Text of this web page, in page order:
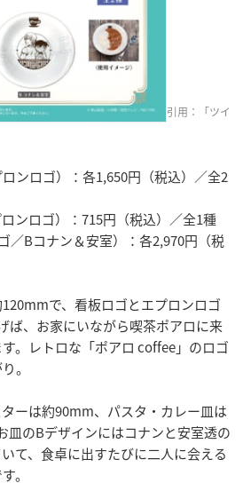
引用：「ツイ
ンロゴ）：各1,650円（税込）／全2
ンロゴ）：715円（税込）／全1種
／Bコナン＆安室）：各2,970円（税
で、看板ロゴとエプロンロゴ
ば、お家にいながら喫茶ポアロに来
。レトロな「ポアロ coffee」のロゴ
。
ーは約90mm、パスタ・カレー皿は
皿のBデザインにはコナンと安室透の
て、食卓に出すたびに二人に会える
。